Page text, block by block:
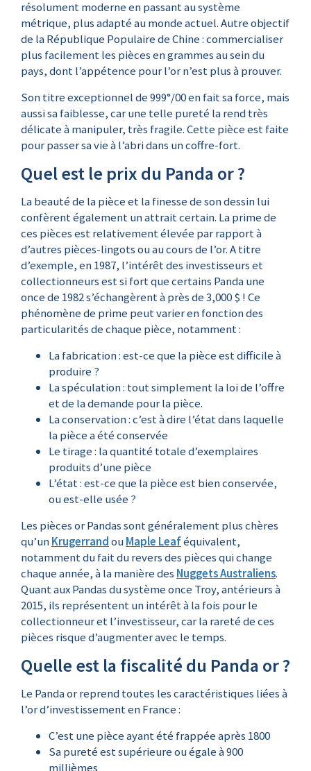
résolument moderne en passant au système
métrique, plus adapté au monde actuel. Autre objectif
de la République Populaire de Chine : commercialiser
plus facilement les pièces en grammes au sein du
pays, dont l’appétence pour l’or n’est plus à prouver.
Son titre exceptionnel de 999°/00 en fait sa force, mais
aussi sa faiblesse, car une telle pureté la rend très
délicate à manipuler, très fragile. Cette pièce est faite
pour passer sa vie à l’abri dans un coffre-fort.
Quel est le prix du Panda or ?
La beauté de la pièce et la finesse de son dessin lui
confèrent également un attrait certain. La prime de
ces pièces est relativement élevée par rapport à
d’autres pièces-lingots ou au cours de l’or. A titre
d’exemple, en 1987, l’intérêt des investisseurs et
collectionneurs est si fort que certains Panda une
once de 1982 s’échangèrent à près de 3,000 $ ! Ce
phénomène de prime peut varier en fonction des
particularités de chaque pièce, notamment :
La fabrication : est-ce que la pièce est difficile à
produire ?
La spéculation : tout simplement la loi de l’offre
et de la demande pour la pièce.
La conservation : c’est à dire l’état dans laquelle
la pièce a été conservée
Le tirage : la quantité totale d’exemplaires
produits d’une pièce
L’état : est-ce que la pièce est bien conservée,
ou est-elle usée ?
Les pièces or Pandas sont généralement plus chères
qu’unKrugerrandouMaple Leaféquivalent,
notamment du fait du revers des pièces qui change
chaque année, à la manière des Nuggets Australiens.
Quant aux Pandas du système once Troy, antérieurs à
2015, ils représentent un intérêt à la fois pour le
collectionneur et l’investisseur, car la rareté de ces
pièces risque d’augmenter avec le temps.
Quelle est la fiscalité du Panda or ?
Le Panda or reprend toutes les caractéristiques liées à
l’or d’investissement en France :
C’est une pièce ayant été frappée après 1800
Sa pureté est supérieure ou égale à 900
millièmes